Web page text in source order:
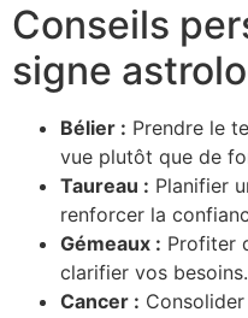
Conseils
signe
Bélier : Prendre le
vue plutôt que de
Taureau : Planifier
renforcer la
Gémeaux : Profiter
clarifier vos besoins.
Cancer :